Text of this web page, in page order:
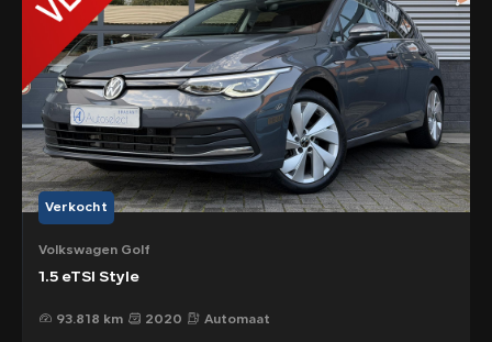
Verkocht
Volkswagen Golf
1.5 eTSI Style
93.818 km 2020 Automaat